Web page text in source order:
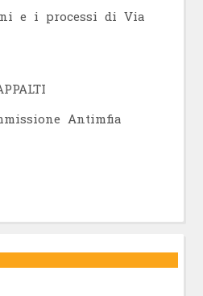
e i processi di Via
Antimfia